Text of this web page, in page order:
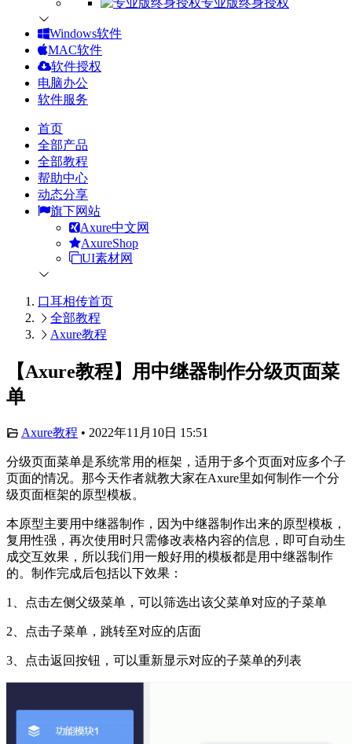
专业版终身授权
Windows软件
MAC软件
软件授权
电脑办公
软件服务
首页
全部产品
全部教程
帮助中心
动态分享
旗下网站
Axure中文网
AxureShop
UI素材网
口耳相传首页
全部教程
Axure教程
【Axure教程】用中继器制作分级页面菜
单
Axure教程 • 2022年11月10日 15:51
分级页面菜单是系统常用的框架，适用于多个页面对应多个子
页面的情况。那今天作者就教大家在Axure里如何制作一个分
级页面框架的原型模板。
本原型主要用中继器制作，因为中继器制作出来的原型模板，
复用性强，再次使用时只需修改表格内容的信息，即可自动生
成交互效果，所以我们用一般好用的模板都是用中继器制作
的。制作完成后包括以下效果：
1、点击左侧父级菜单，可以筛选出该父菜单对应的子菜单
2、点击子菜单，跳转至对应的店面
3、点击返回按钮，可以重新显示对应的子菜单的列表